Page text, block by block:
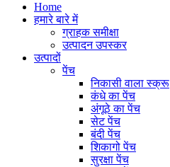
Home
हमारे बारे में
ग्राहक समीक्षा
उत्पादन उपस्कर
उत्पादों
पेंच
निकासी वाला स्क्रू
कंधे का पेंच
अंगूठे का पेंच
सेट पेंच
बंदी पेंच
शिकागो पेंच
सुरक्षा पेंच